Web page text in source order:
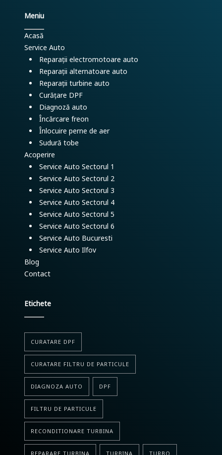
Meniu
Acasă
Service Auto
Reparații electromotoare auto
Reparații alternatoare auto
Reparații turbine auto
Curățare DPF
Diagnoză auto
Încărcare freon
Înlocuire perne de aer
Sudură tobe
Acoperire
Service Auto Sectorul 1
Service Auto Sectorul 2
Service Auto Sectorul 3
Service Auto Sectorul 4
Service Auto Sectorul 5
Service Auto Sectorul 6
Service Auto Bucuresti
Service Auto Ilfov
Blog
Contact
Etichete
CURATARE DPF
CURATARE FILTRU DE PARTICULE
DIAGNOZA AUTO DPF
FILTRU DE PARTICULE
RECONDITIONARE TURBINA
REPARARE TURBINA TURBINA TURBO